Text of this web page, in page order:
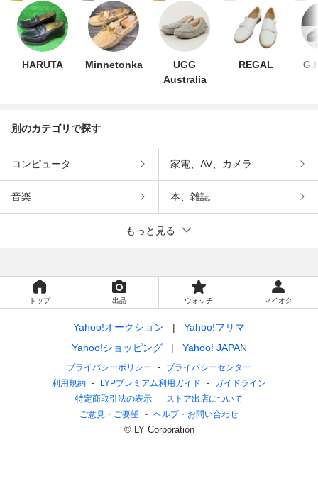
HARUTA Minnetonka
UGG
Australia
REGAL
別のカテゴリで探す
コンピュータ 家電、AV、カメラ
音楽 本、雑誌
もっと見る
トップ 出品 ウォッチ マイオク
Yahoo!オークション
Yahoo!フリマ
Yahoo!ショッピング
Yahoo! JAPAN
プライバシーポリシー
プライバシーセンター
利用規約
LYPプレミアム利用ガイド
ガイドライン
特定商取引法の表示
ストア出店について
ご意見・ご要望
ヘルプ・お問い合わせ
© LY Corporation